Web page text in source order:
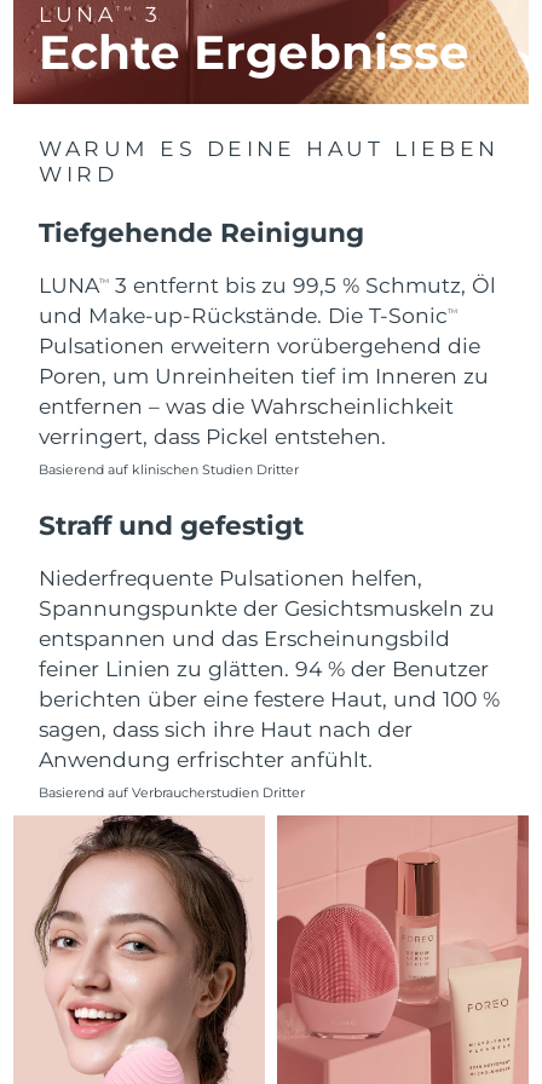
LUNATM 3
Echte Ergebnisse
WARUM ES DEINE HAUT LIEBEN
WIRD
Tiefgehende Reinigung
LUNATM
3 entfernt bis zu 99,5 % Schmutz, Öl
und Make-up-Rückstände. Die T-SonicTM
Pulsationen erweitern vorübergehend die
Poren, um Unreinheiten tief im Inneren zu
entfernen – was die Wahrscheinlichkeit
verringert, dass Pickel entstehen.
Basierend auf klinischen Studien Dritter
Straff und gefestigt
Niederfrequente Pulsationen helfen,
Spannungspunkte der Gesichtsmuskeln zu
entspannen und das Erscheinungsbild
feiner Linien zu glätten. 94 % der Benutzer
berichten über eine festere Haut, und 100 %
sagen, dass sich ihre Haut nach der
Anwendung erfrischter anfühlt.
Basierend auf Verbraucherstudien Dritter
Litauen Erwartete Lieferung8/10/26
Luxemburg Erwartete Lieferung8/10/26
Macau
Erwartete Lieferung8/12/26
8/10/26
Mexiko Erwartete Lieferung8/14/26
Monaco Erwartete Lieferung 8/11/26
Niederlande Erwartete Lieferung
Oman Erwartete Lieferung8/13/26
Philippinen Erwartete Lieferung8/13/26
Polen Erwartete Lieferung
Portugal
Puerto Rico 8/12/26
Katar Erwartete Lieferung
Réunion Erwartete Lieferung 8/15/26
Rumänien Erwartete Lieferung 8/10/26
Russland Erwartete Lieferung 8/18/26